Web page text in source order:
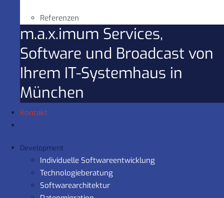
Referenzen
m.a.x.imum Services,
Software und Broadcast von
Ihrem IT-Systemhaus in
München
Kontakt
Development
Individuelle Softwareentwicklung
Technologieberatung
Softwarearchitektur